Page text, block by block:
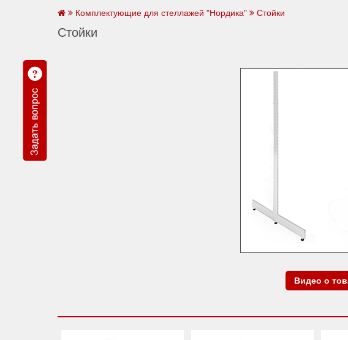
Комплектующие для стеллажей "Нордика" Стойки
Стойки
Видео о